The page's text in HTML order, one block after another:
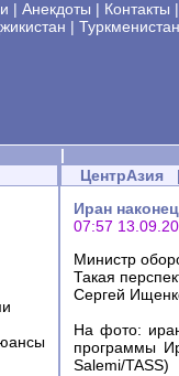
| Анекдоты | Контакты |
| Туркменистан
|
ЦентрАзия |
Иран
07:57
Министр
Такая
Сергей
На фото:
программы
Salemi/TASS)